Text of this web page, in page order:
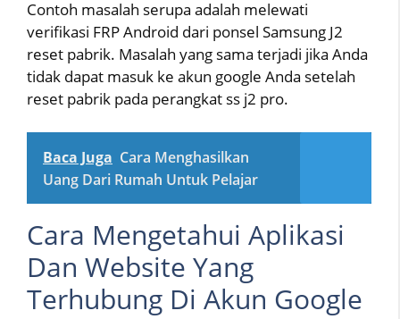
Contoh masalah serupa adalah melewati
verifikasi FRP Android dari ponsel Samsung J2
reset pabrik. Masalah yang sama terjadi jika Anda
tidak dapat masuk ke akun google Anda setelah
reset pabrik pada perangkat ss j2 pro.
Baca Juga Cara Menghasilkan
Uang Dari Rumah Untuk Pelajar
Cara Mengetahui Aplikasi
Dan Website Yang
Terhubung Di Akun Google